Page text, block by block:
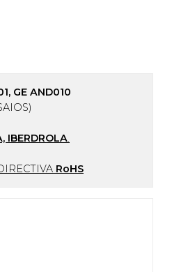
GE AND010
IBERDROLA.
RoHS